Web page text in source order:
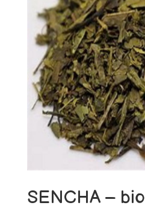
SENCHA – bio